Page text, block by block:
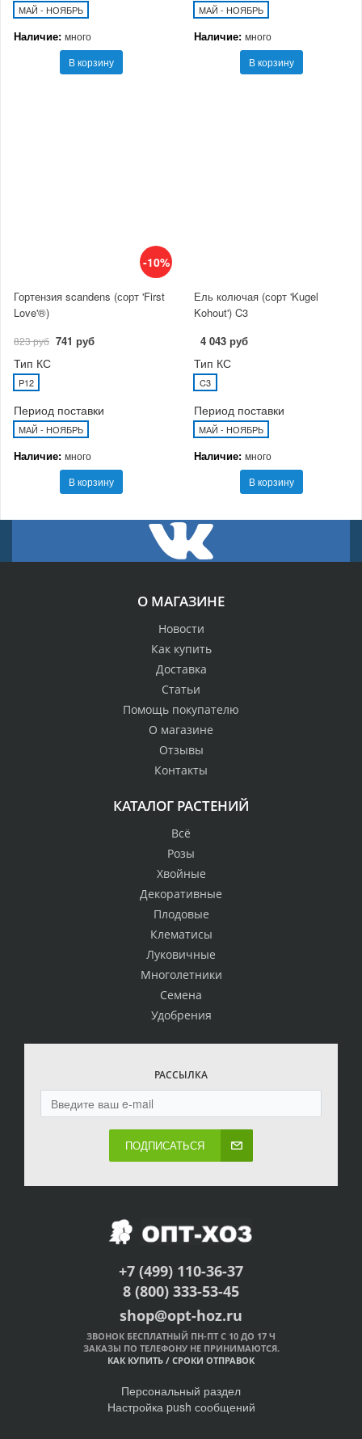
МАЙ - НОЯБРЬ
Наличие: много
В корзину
МАЙ - НОЯБРЬ
Наличие: много
В корзину
-10%
Гортензия scandens (сорт 'First
Love'®)
823 руб 741 руб
Тип КС
P12
Период поставки
МАЙ - НОЯБРЬ
Наличие: много
В корзину
Ель колючая (сорт 'Kugel
Kohout') C3
4 043 руб
Тип КС
C3
Период поставки
МАЙ - НОЯБРЬ
Наличие: много
В корзину
О МАГАЗИНЕ
Новости
Как купить
Доставка
Статьи
Помощь покупателю
О магазине
Отзывы
Контакты
КАТАЛОГ РАСТЕНИЙ
Всё
Розы
Хвойные
Декоративные
Плодовые
Клематисы
Луковичные
Многолетники
Семена
Удобрения
РАССЫЛКА
ПОДПИСАТЬСЯ
+7 (499) 110-36-37
8 (800) 333-53-45
shop@opt-hoz.ru
ЗВОНОК БЕСПЛАТНЫЙ ПН-ПТ С 10 ДО 17 Ч
ЗАКАЗЫ ПО ТЕЛЕФОНУ НЕ ПРИНИМАЮТСЯ.
КАК КУПИТЬ / СРОКИ ОТПРАВОК
Персональный раздел
Настройка push сообщений